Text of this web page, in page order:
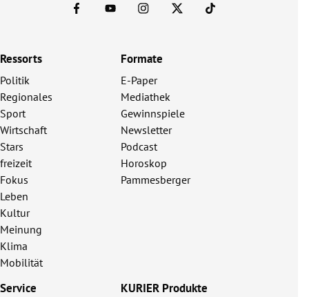
Ressorts
Politik
Regionales
Sport
Wirtschaft
Stars
freizeit
Fokus
Leben
Kultur
Meinung
Klima
Mobilität
Formate
E-Paper
Mediathek
Gewinnspiele
Newsletter
Podcast
Horoskop
Pammesberger
Service KURIER Produkte